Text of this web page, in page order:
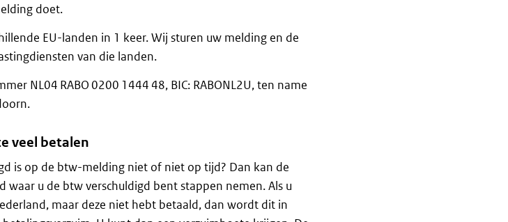
doet.
EU-landen in 1 keer. Wij sturen uw melding en de
van die landen.
NL04 RABO 0200 1444 48, BIC: RABONL2U, ten name
veel betalen
is op de btw-melding niet of niet op tijd? Dan kan de
waar u de btw verschuldigd bent stappen nemen. Als u
maar deze niet hebt betaald, dan wordt dit in